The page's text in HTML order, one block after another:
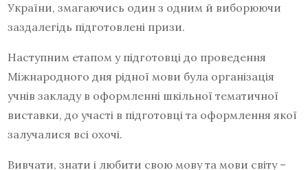
України, змагаючись один з одним й виборюючи
заздалегідь підготовлені призи.
Наступним етапом у підготовці до проведення
Міжнародного дня рідної мови була організація
учнів закладу в оформленні шкільної тематичної
виставки, до участі в підготовці та оформлення якої
залучалися всі охочі.
Вивчати, знати і любити свою мову та мови світу –